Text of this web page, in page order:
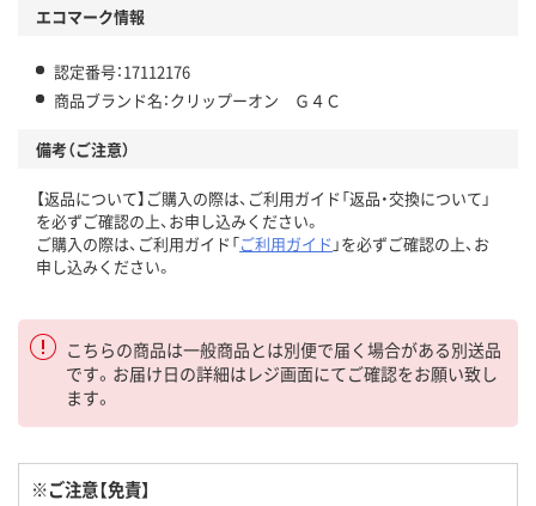
エコマーク情報
認定番号：17112176
商品ブランド名：クリップーオン Ｇ４Ｃ
備考（ご注意）
【返品について】ご購入の際は、ご利用ガイド「返品・交換について」
を必ずご確認の上、お申し込みください。
ご購入の際は、ご利用ガイド「ご利用ガイド 」を必ずご確認の上、お
申し込みください。
こちらの商品は一般商品とは別便で届く場合がある別送品
です。お届け日の詳細はレジ画面にてご確認をお願い致し
ます。
※ご注意【免責】